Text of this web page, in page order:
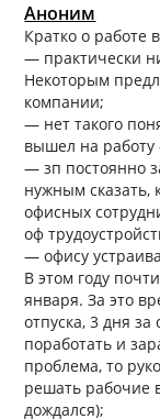
Аноним
Кратко о работе
— практически
Некоторым
компании;
— нет такого
вышел на
— зп постоянно
нужным сказать,
офисных
оф
— офису
В этом году
января. За это
отпуска, 3 дня
поработать и
проблема, то
решать рабочие
дождался);